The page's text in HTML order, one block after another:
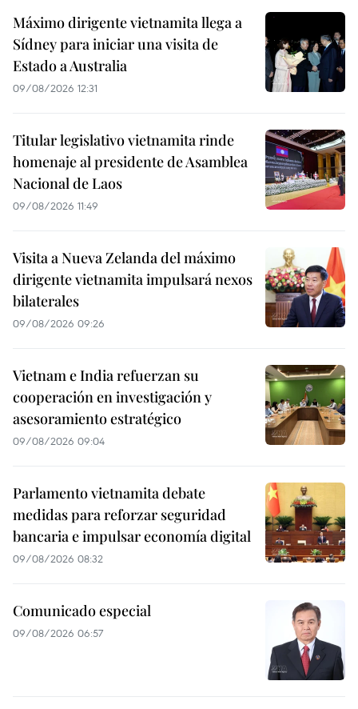
Máximo dirigente vietnamita llega a
Sídney para iniciar una visita de
Estado a Australia
09/08/2026 12:31
Titular legislativo vietnamita rinde
homenaje al presidente de Asamblea
Nacional de Laos
09/08/2026 11:49
Visita a Nueva Zelanda del máximo
dirigente vietnamita impulsará nexos
bilaterales
09/08/2026 09:26
Vietnam e India refuerzan su
cooperación en investigación y
asesoramiento estratégico
09/08/2026 09:04
Parlamento vietnamita debate
medidas para reforzar seguridad
bancaria e impulsar economía digital
09/08/2026 08:32
Comunicado especial
09/08/2026 06:57